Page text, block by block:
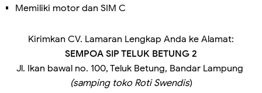
Memiliki motor dan SIM C
Kirimkan CV. Lamaran Lengkap Anda ke Alamat:
SEMPOA SIP TELUK BETUNG 2
Jl. Ikan bawal no. 100, Teluk Betung, Bandar Lampung
(samping toko Roti Swendis)